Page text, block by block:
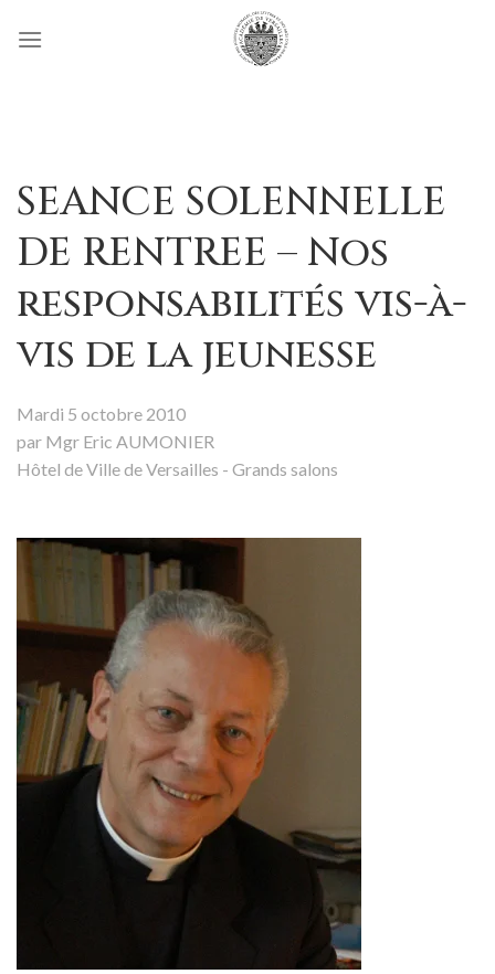
SEANCE SOLENNELLE
DE RENTREE – Nos
responsabilités vis-à-
vis de la jeunesse
Mardi 5 octobre 2010
par Mgr Eric AUMONIER
Hôtel de Ville de Versailles - Grands salons